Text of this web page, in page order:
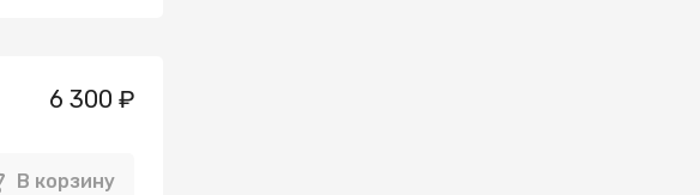
6 300 ₽
В корзину